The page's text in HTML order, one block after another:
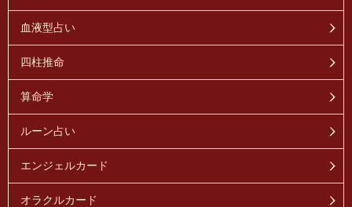
血液型占い
四柱推命
算命学
ルーン占い
エンジェルカード
オラクルカード